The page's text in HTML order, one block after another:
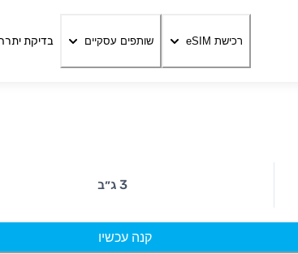
רכישת eSIM שותפים עסקיים בדיקת
3 ג״ב
קנה עכשיו